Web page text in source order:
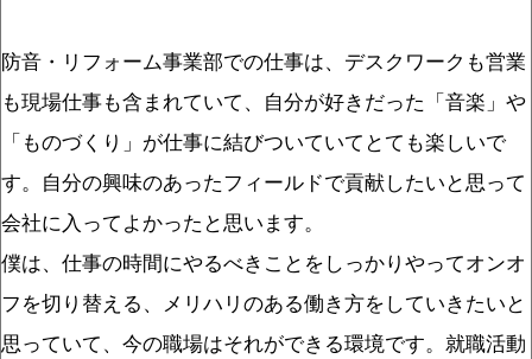
防音・リフォーム事業部での仕事は、デスクワークも営業
も現場仕事も含まれていて、自分が好きだった「音楽」や
「ものづくり」が仕事に結びついていてとても楽しいで
す。自分の興味のあったフィールドで貢献したいと思って
会社に入ってよかったと思います。
僕は、仕事の時間にやるべきことをしっかりやってオンオ
フを切り替える、メリハリのある働き方をしていきたいと
思っていて、今の職場はそれができる環境です。就職活動